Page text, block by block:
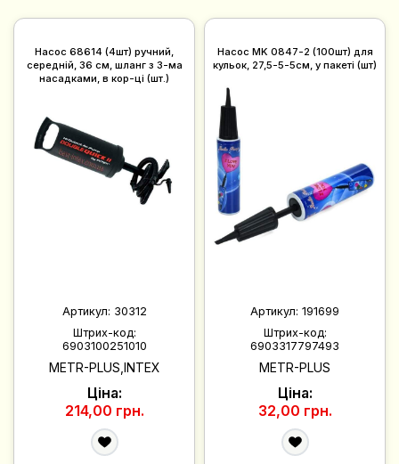
Насос 68614 (4шт) ручний,
середній, 36 см, шланг з 3-ма
насадками, в кор-ці (шт.)
Артикул: 30312
Штрих-код:
6903100251010
METR-PLUS,INTEX
Ціна:
214,00 грн.
Насос MK 0847-2 (100шт) для
кульок, 27,5-5-5см, у пакеті (шт)
Артикул: 191699
Штрих-код:
6903317797493
METR-PLUS
Ціна:
32,00 грн.